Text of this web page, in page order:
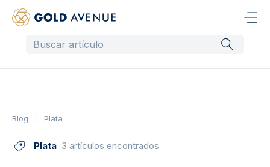
Blog Plata
Plata 3 artículos encontrados